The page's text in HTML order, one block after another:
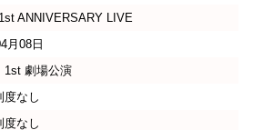
ANNIVERSARY LIVE
月08日
1st 劇場公演
度なし
度なし